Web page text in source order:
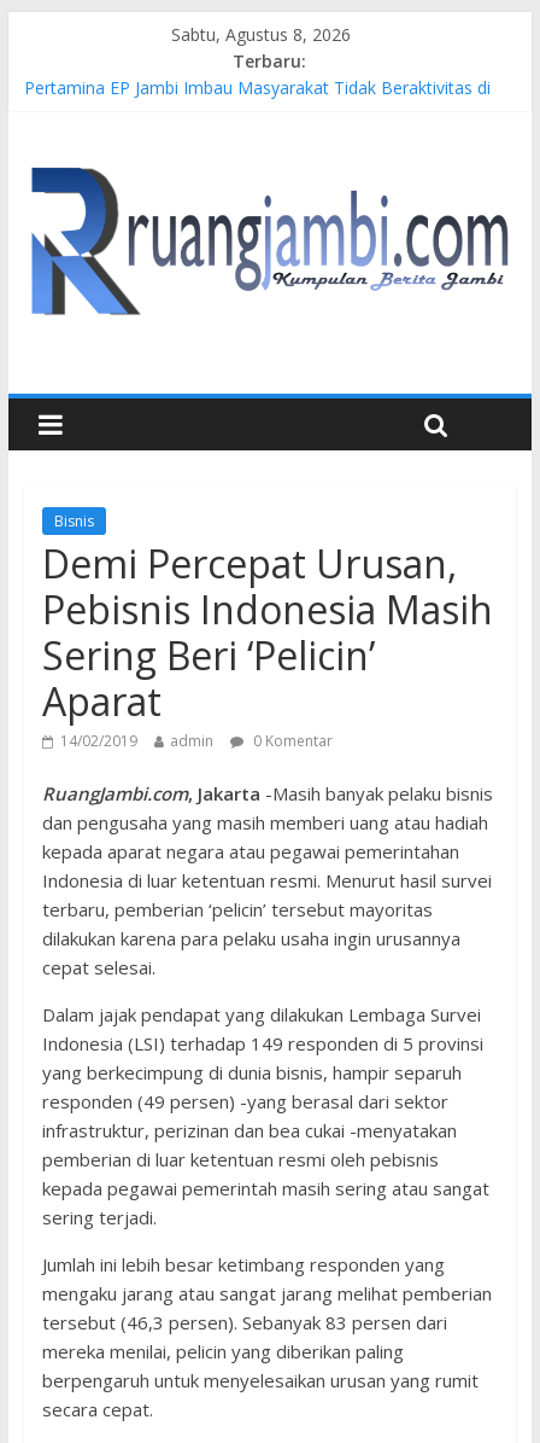
Sabtu, Agustus 8, 2026
Terbaru:
Pertamina EP Jambi Imbau Masyarakat Tidak Beraktivitas di
Didampingi Pengacara Chris Januardi
Hj. Hesti Haris Dorong Lahirnya Wirausaha Muda Melalui
Pelatihan Batik Kontemporer PKW
Siap Dukung Kegiatan Hulu Migas, Kapolda Jambi Kunjungi
FSO 115
Gubernur Al Haris Buka Turnamen Tenis Antar Alumni
Bisnis
Demi Percepat Urusan,
Pebisnis Indonesia Masih
Sering Beri ‘Pelicin’
Aparat
14/02/2019 admin 0 Komentar
RuangJambi.com, Jakarta -Masih banyak pelaku bisnis
dan pengusaha yang masih memberi uang atau hadiah
kepada aparat negara atau pegawai pemerintahan
Indonesia di luar ketentuan resmi. Menurut hasil survei
terbaru, pemberian ‘pelicin’ tersebut mayoritas
dilakukan karena para pelaku usaha ingin urusannya
cepat selesai.
Dalam jajak pendapat yang dilakukan Lembaga Survei
Indonesia (LSI) terhadap 149 responden di 5 provinsi
yang berkecimpung di dunia bisnis, hampir separuh
responden (49 persen) -yang berasal dari sektor
infrastruktur, perizinan dan bea cukai -menyatakan
pemberian di luar ketentuan resmi oleh pebisnis
kepada pegawai pemerintah masih sering atau sangat
sering terjadi.
Jumlah ini lebih besar ketimbang responden yang
mengaku jarang atau sangat jarang melihat pemberian
tersebut (46,3 persen). Sebanyak 83 persen dari
mereka menilai, pelicin yang diberikan paling
berpengaruh untuk menyelesaikan urusan yang rumit
secara cepat.